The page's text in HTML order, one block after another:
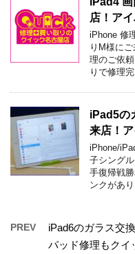
店！ア
iPhone 修
りM様に
理のご依
りで修理
iPad5の
来店！
iPhone/
子シング
手復帰戦
ンクがあ
PREV
iPad6のガラス交
パッド修理もクイ